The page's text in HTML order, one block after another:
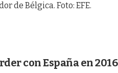
de Bélgica. Foto: EFE.
con España en 2016